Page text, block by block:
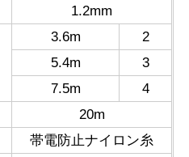
1.2mm
3.6m
2
5.4m
3
7.5m
4
20m
帯電防止ナイロン糸